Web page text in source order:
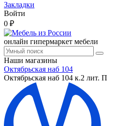
Закладки
Войти
0 ₽
онлайн гипермаркет мебели
Наши магазины
Октябрьская наб 104
Октябрьская наб 104 к.2 лит. П